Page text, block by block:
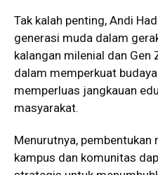
Tak kalah penting, Andi
generasi muda dalam
kalangan milenial dan Gen
dalam memperkuat
memperluas jangkauan
masyarakat.
Menurutnya, pembentukan
kampus dan komunitas